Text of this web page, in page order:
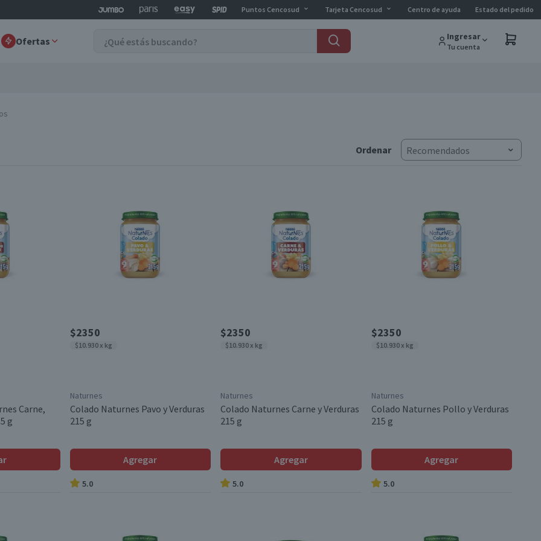
Puntos Cencosud Tarjeta Cencosud Centro de ayuda Estado del pedido
Ofertas Ingresar
Tu cuenta
Ordenar Recomendados
Carne,
g
$2350
$10.930 x kg
Naturnes
Colado Naturnes Pavo y Verduras
215 g
Agregar
5.0
$2350
$10.930 x kg
Naturnes
Colado Naturnes Carne y Verduras
215 g
Agregar
5.0
$2350
$10.930 x kg
Naturnes
Colado Naturnes Pollo y Verduras
215 g
Agregar
5.0